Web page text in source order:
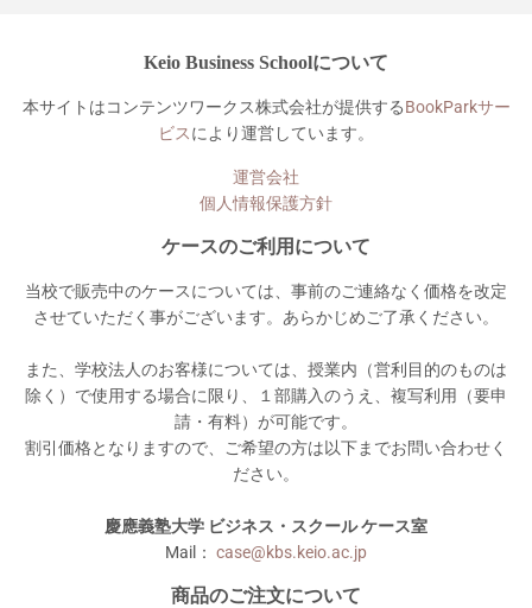
Keio Business Schoolについて
本サイトはコンテンツワークス株式会社が提供するBookParkサー
ビスにより運営しています。
運営会社
個人情報保護方針
ケースのご利用について
当校で販売中のケースについては、事前のご連絡なく価格を改定
させていただく事がございます。あらかじめご了承ください。
また、学校法人のお客様については、授業内（営利目的のものは
除く）で使用する場合に限り、１部購入のうえ、複写利用（要申
請・有料）が可能です。
割引価格となりますので、ご希望の方は以下までお問い合わせく
ださい。
慶應義塾大学 ビジネス・スクール ケース室
Mail： case@kbs.keio.ac.jp
商品のご注文について